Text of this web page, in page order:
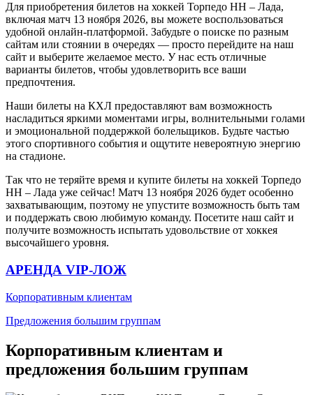
Для приобретения билетов на хоккей Торпедо НН – Лада,
включая матч 13 ноября 2026, вы можете воспользоваться
удобной онлайн-платформой. Забудьте о поиске по разным
сайтам или стоянии в очередях — просто перейдите на наш
сайт и выберите желаемое место. У нас есть отличные
варианты билетов, чтобы удовлетворить все ваши
предпочтения.
Наши билеты на КХЛ предоставляют вам возможность
насладиться яркими моментами игры, волнительными голами
и эмоциональной поддержкой болельщиков. Будьте частью
этого спортивного события и ощутите невероятную энергию
на стадионе.
Так что не теряйте время и купите билеты на хоккей Торпедо
НН – Лада уже сейчас! Матч 13 ноября 2026 будет особенно
захватывающим, поэтому не упустите возможность быть там
и поддержать свою любимую команду. Посетите наш сайт и
получите возможность испытать удовольствие от хоккея
высочайшего уровня.
АРЕНДА VIP-ЛОЖ
Корпоративным клиентам
Предложения большим группам
Корпоративным клиентам и
предложения большим группам